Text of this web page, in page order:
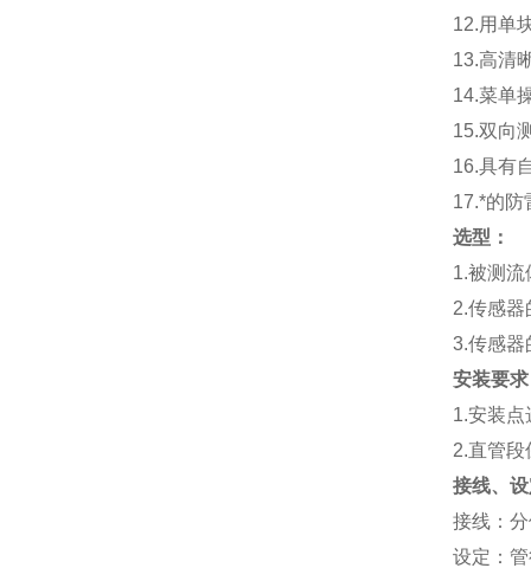
12.用单
13.高清
14.菜单
15.双向
16.具有
17.*的防
选型：
1.被测流
2.传感器
3.传感器
安装要
1.安装点
2.直管段
接线、
接线：
设定：